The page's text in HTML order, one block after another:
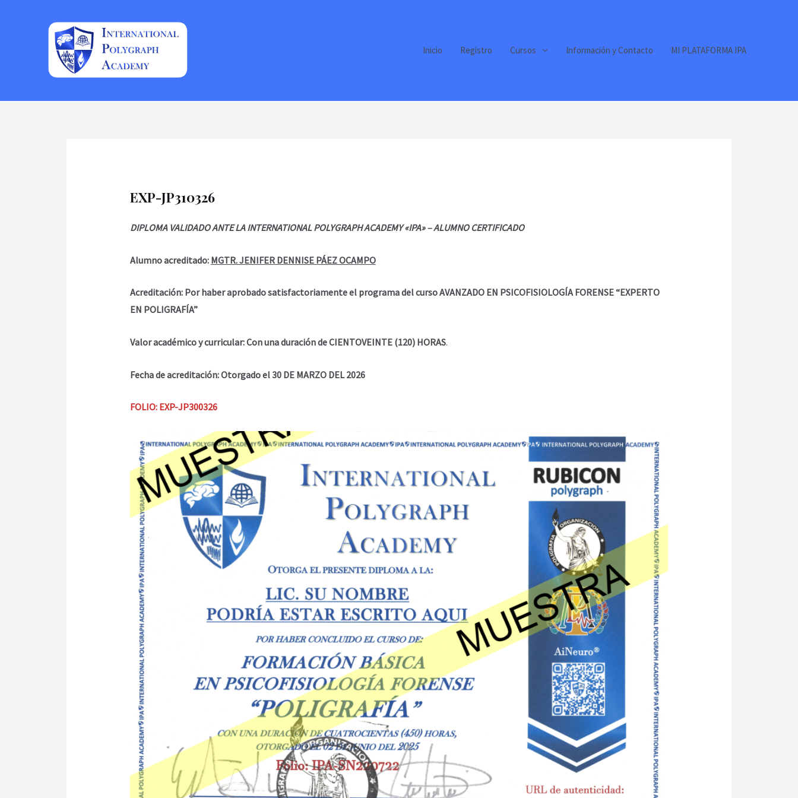
Inicio Registro Cursos Información y Contacto MI PLATAFORMA IPA
EXP-JP310326
DIPLOMA VALIDADO ANTE LA INTERNATIONAL POLYGRAPH ACADEMY «IPA» – ALUMNO CERTIFICADO
Alumno acreditado: MGTR. JENIFER DENNISE PÁEZ OCAMPO
Acreditación: Por haber aprobado satisfactoriamente el programa del curso AVANZADO EN PSICOFISIOLOGÍA FORENSE “EXPERTO
EN POLIGRAFÍA”
Valor académico y curricular: Con una duración de CIENTOVEINTE (120) HORAS.
Fecha de acreditación: Otorgado el 30 DE MARZO DEL 2026
FOLIO: EXP-JP300326